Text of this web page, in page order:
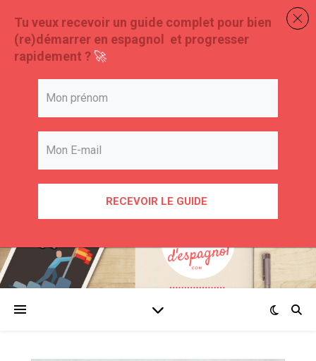
Tu veux recevoir un guide complet pour bien
(re)démarrer en espagnol et progresser
rapidement ? 🚀
RECEVOIR LE GUIDE